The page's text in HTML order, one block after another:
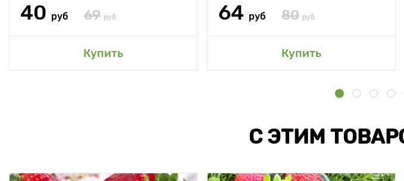
40 руб 69 руб
Купить
64 руб 80 руб
Купить
С ЭТИМ